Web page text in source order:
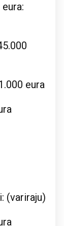
eura
(variraju)